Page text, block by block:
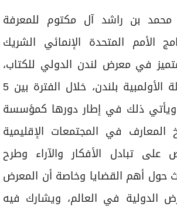
بن راشد آل مكتوم للمعرفة
الأمم المتحدة الإنمائي الشريك
في معرض لندن الدولي للكتاب،
المقام في الصالة الأولمبية بلندن، خلال الفترة بين 5
ويأتي ذلك في إطار دورها كمؤسسة
في المجتمعات الإقليمية
على تبادل الأفكار والآراء وطرح
حول أهم القضايا وخاصة أن المعرض
الدولية في العالم، ويشارك فيه